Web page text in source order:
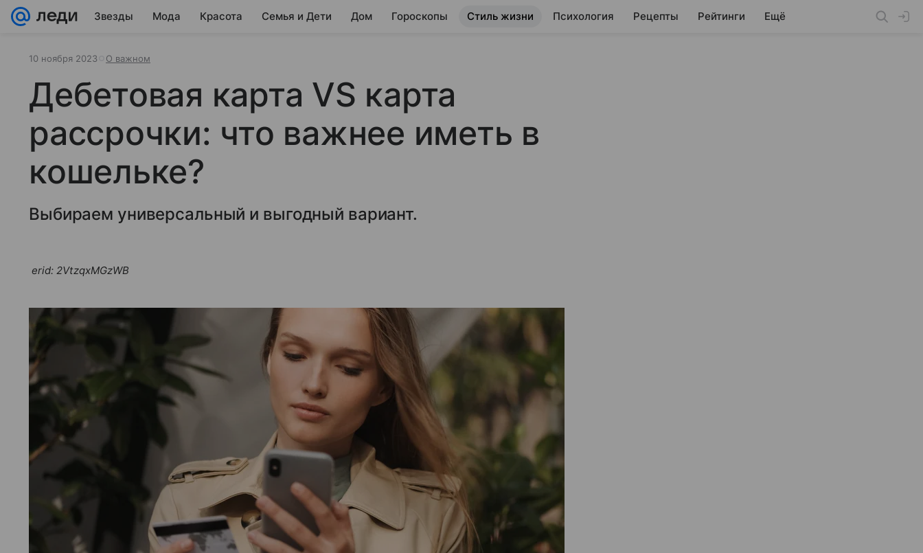
Звезды Мода Красота Семья и Дети Дом Гороскопы Стиль жизни Психология Рецепты Рейтинги Ещё
10 ноября 2023 О важном
Дебетовая карта VS карта
рассрочки: что важнее иметь в
кошельке?
Выбираем универсальный и выгодный вариант.
erid: 2VtzqxMGzWB